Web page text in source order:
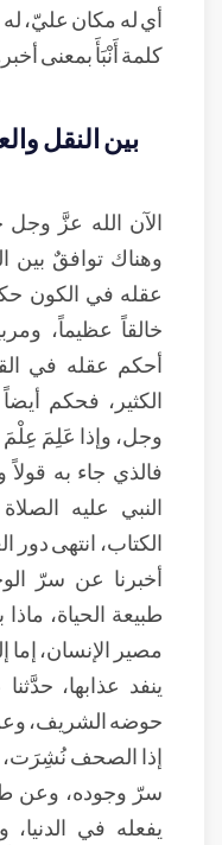
أي له مكان عليّ،
كلمة أَنْبَأَ بمعنى
بين النقل
الآن الله عزَّ وجل
وهناك توافقٌ بين
عقله في الكون
خالقاً عظيماً،
أحكم عقله في
الكثير، فحكم
وجل، وإذا عَلِمَ عِلْمَ
فالذي جاء به قولاً
النبي عليه
الكتاب، انتهى دور
أخبرنا عن سرّ
طبيعة الحياة،
مصير الإنسان، إما
ينفد عذابها،
حوضه الشريف،
إذا الصحف نُشِرَت،
سرّ وجوده، وعن
يفعله في الدنيا،